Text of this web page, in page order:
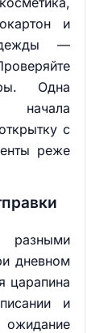
и
—
Одна
начала
с
реже
разными
дневном
царапина
и